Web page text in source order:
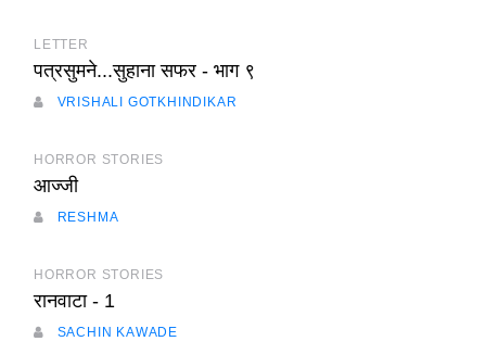
LETTER
पत्रसुमने...सुहाना सफर - भाग ९
VRISHALI GOTKHINDIKAR
HORROR STORIES
आज्जी
RESHMA
HORROR STORIES
रानवाटा - 1
SACHIN KAWADE